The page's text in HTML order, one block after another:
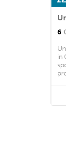
6
in